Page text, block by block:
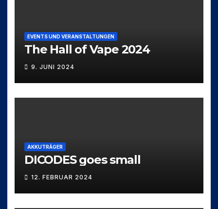
EVENTS UND VERANSTALTUNGEN
The Hall of Vape 2024
9. JUNI 2024
AKKUTRÄGER
DICODES goes small
12. FEBRUAR 2024